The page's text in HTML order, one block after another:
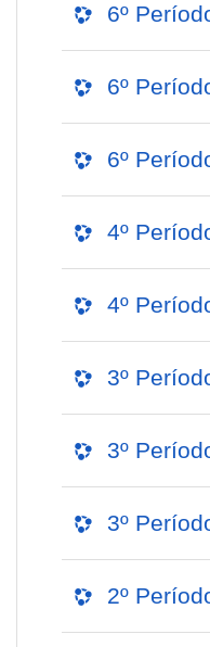
6º
6º
6º
4º
4º
3º
3º
3º
2º